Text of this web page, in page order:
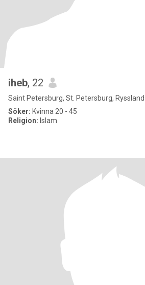
iheb, 22
Saint Petersburg, St. Petersburg, Ryssland
Söker: Kvinna 20 - 45
Religion: Islam